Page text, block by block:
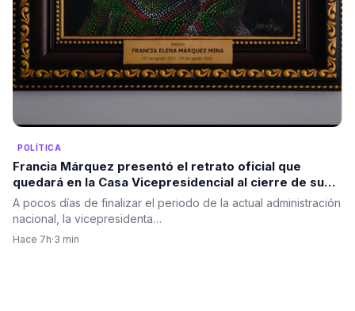
POLÍTICA
Francia Márquez presentó el retrato oficial que
quedará en la Casa Vicepresidencial al cierre de su
mandato
A pocos días de finalizar el periodo de la actual administración
nacional, la vicepresidenta…
Hace 7h·3 min